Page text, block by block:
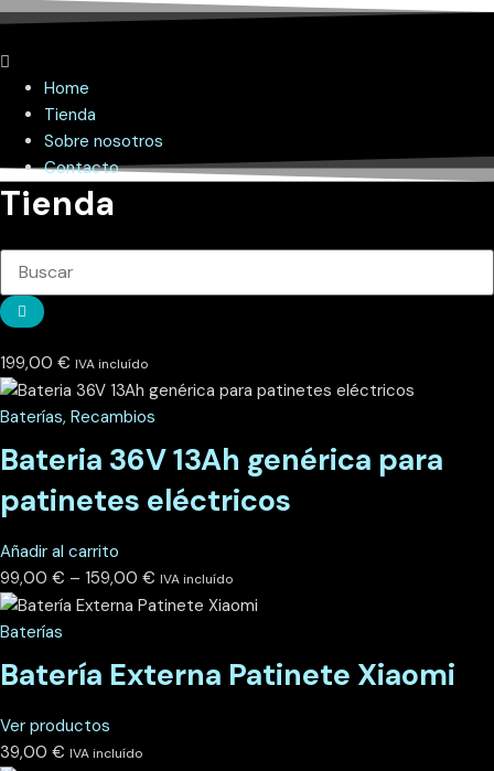
Home
Tienda
Sobre nosotros
Contacto
Tienda
199,00 € IVA incluído
Baterías, Recambios
Bateria 36V 13Ah genérica para
patinetes eléctricos
Añadir al carrito
99,00 € – 159,00 € IVA incluído
Baterías
Batería Externa Patinete Xiaomi
Ver productos
39,00 € IVA incluído